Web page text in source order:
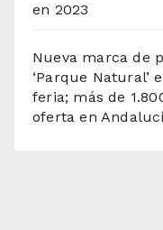
en 2023
Nueva marca de
‘Parque Natural’
feria; más de
oferta en